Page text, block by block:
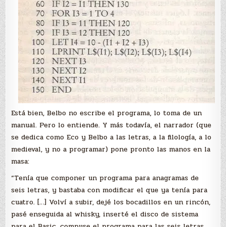
Está bien, Belbo no escribe el programa, lo toma de un
manual. Pero lo entiende. Y más todavía, el narrador (que
se dedica como Eco y Belbo a las letras, a la filología, a lo
medieval, y no a programar) pone pronto las manos en la
masa:
“Tenía que componer un programa para anagramas de
seis letras, y bastaba con modificar el que ya tenía para
cuatro. […] Volví a subir, dejé los bocadillos en un rincón,
pasé enseguida al whisky, inserté el disco de sistema